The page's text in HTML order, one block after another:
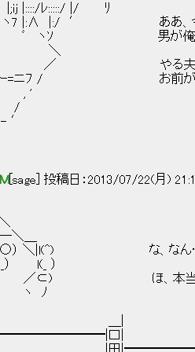
|;iｊ |::::/ﾚ:::::/ |/ ﾘ
7 |:∧ |:/ ′ ああ、今日は女
ヽｿ 男が俺ひとりだ
＼
／ やる夫、今ヒ
前がどうしてもっ
'
/
′
[sage] 投稿日：2013/07/22(月)
＼|l(^) な、なん……
l(_ ）
ほ、本当に良い
ﾉ
口|